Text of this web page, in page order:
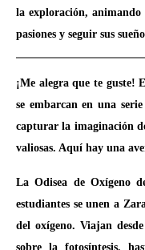
la exploración, animando
pasiones y seguir sus
¡Me alegra que te guste!
se embarcan en una
capturar la imaginación
valiosas. Aquí hay una
La Odisea de Oxígeno
estudiantes se unen a
del oxígeno. Viajan
sobre la fotosíntesis,